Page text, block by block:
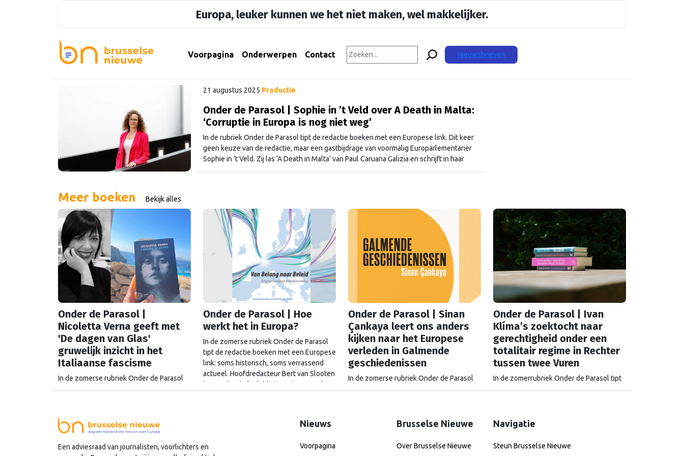
Europa, leuker kunnen we het niet maken, wel makkelijker.
Voorpagina Onderwerpen Contact Nieuwsbrieven
21 augustus 2025 Productie
Onder de Parasol | Sophie in ’t Veld over A Death in Malta:
‘Corruptie in Europa is nog niet weg’
In de rubriek Onder de Parasol tipt de redactie boeken met een Europese link. Dit keer
geen keuze van de redactie, maar een gastbijdrage van voormalig Europarlementariër
Sophie in ’t Veld. Zij las ‘A Death in Malta’ van Paul Caruana Galizia en schrijft in haar
Meer boeken Bekijk alles
Onder de Parasol |
Nicoletta Verna geeft met
'De dagen van Glas'
gruwelijk inzicht in het
Italiaanse fascisme
In de zomerse rubriek Onder de Parasol
las De dagen van Glas van Nicoletta
Verna, een gruwelijk verhaal over het
fascisme in Italië, verteld vanuit twee
vrouwenlevens die elkaar kruisen.
Onder de Parasol | Hoe
werkt het in Europa?
In de zomerse rubriek Onder de Parasol
tipt de redactie boeken met een Europese
link: soms historisch, soms verrassend
actueel. Hoofdredacteur Bert van Slooten
las een boek dat lobbyisten in Brussel
Onder de Parasol | Sinan
Çankaya leert ons anders
kijken naar het Europese
verleden in Galmende
geschiedenissen
In de zomerse rubriek Onder de Parasol
Galmende geschiedenissen van Sinan
en welke verhalen we begraven. Een
Onder de Parasol | Ivan
Klíma’s zoektocht naar
gerechtigheid onder een
totalitair regime in Rechter
tussen twee Vuren
In de zomerrubriek Onder de Parasol tipt
Klíma, kanshebber voor de Europese
concentratiekampen als de Russische
Een adviesraad van journalisten, voorlichters en
Nieuws
Voorpagina
Brusselse Nieuwe
Over Brusselse Nieuwe
Navigatie
Steun Brusselse Nieuwe